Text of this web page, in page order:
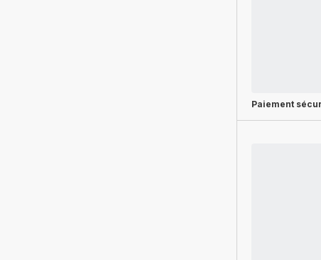
Paiement